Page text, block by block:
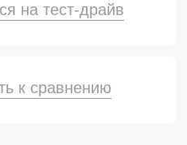
к сравнению
на тест-драйв